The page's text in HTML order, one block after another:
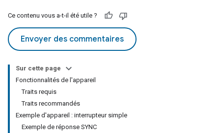
Ce contenu vous a-t-il été utile ?
Envoyer des commentaires
Sur cette page
Fonctionnalités de l'appareil
Traits requis
Traits recommandés
Exemple d'appareil : interrupteur simple
Exemple de réponse SYNC